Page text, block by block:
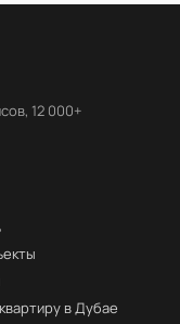
12 000+
в Дубае